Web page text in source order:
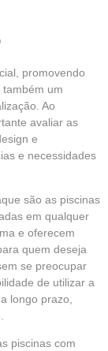
promovendo
um
Ao
avaliar as
e
e necessidades
são as piscinas
em qualquer
e oferecem
quem deseja
se preocupar
de utilizar a
longo prazo,
piscinas com